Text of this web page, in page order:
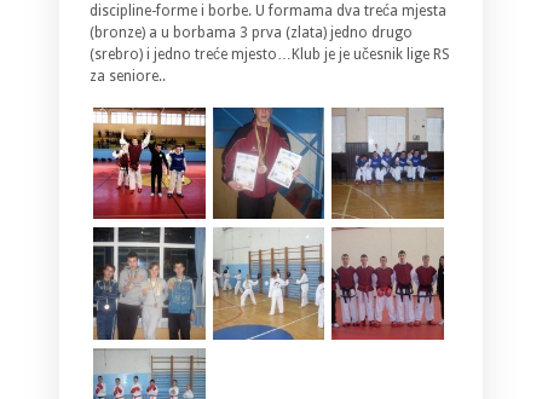
discipline-forme i borbe. U formama dva treća mjesta
(bronze) a u borbama 3 prva (zlata) jedno drugo
(srebro) i jedno treće mjesto…Klub je je učesnik lige RS
za seniore..